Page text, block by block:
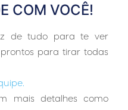
COM VOCÊ!
de tudo para te ver
para tirar todas
mais detalhes como